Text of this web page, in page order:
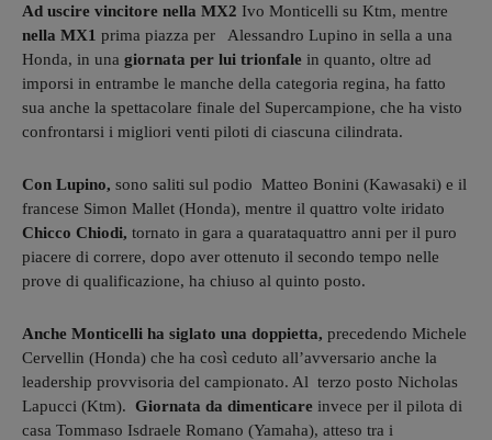
Ad uscire vincitore nella MX2 Ivo Monticelli su Ktm, mentre
nella MX1 prima piazza per Alessandro Lupino in sella a una
Honda, in una giornata per lui trionfale in quanto, oltre ad
imporsi in entrambe le manche della categoria regina, ha fatto
sua anche la spettacolare finale del Supercampione, che ha visto
confrontarsi i migliori venti piloti di ciascuna cilindrata.
Con Lupino, sono saliti sul podio Matteo Bonini (Kawasaki) e il
francese Simon Mallet (Honda), mentre il quattro volte iridato
Chicco Chiodi, tornato in gara a quarataquattro anni per il puro
piacere di correre, dopo aver ottenuto il secondo tempo nelle
prove di qualificazione, ha chiuso al quinto posto.
Anche Monticelli ha siglato una doppietta, precedendo Michele
Cervellin (Honda) che ha così ceduto all’avversario anche la
leadership provvisoria del campionato. Al terzo posto Nicholas
Lapucci (Ktm). Giornata da dimenticare invece per il pilota di
casa Tommaso Isdraele Romano (Yamaha), atteso tra i